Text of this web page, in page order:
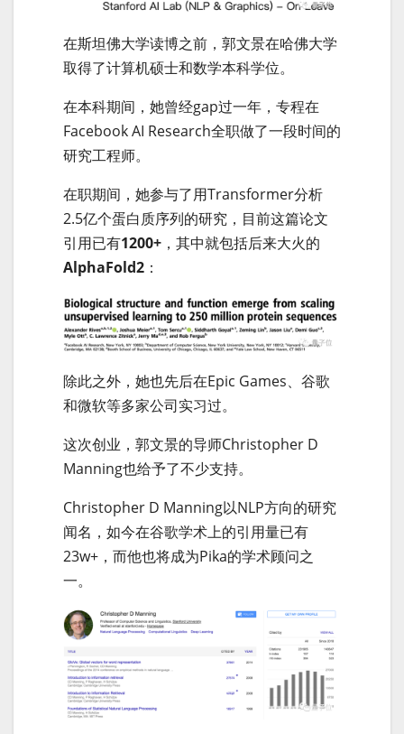
在斯坦佛大学读博之前，郭文景在哈佛大学
取得了计算机硕士和数学本科学位。
在本科期间，她曾经gap过一年，专程在
Facebook AI Research全职做了一段时间的
研究工程师。
在职期间，她参与了用Transformer分析
2.5亿个蛋白质序列的研究，目前这篇论文
引用已有1200+ ，其中就包括后来大火的
AlphaFold2 ：
除此之外，她也先后在Epic Games、谷歌
和微软等多家公司实习过。
这次创业，郭文景的导师Christopher D
Manning也给予了不少支持。
Christopher D Manning以NLP方向的研究
闻名，如今在谷歌学术上的引用量已有
23w+，而他也将成为Pika的学术顾问之
一。